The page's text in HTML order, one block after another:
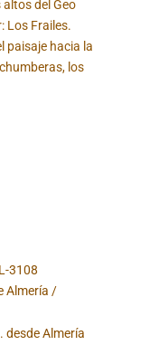
del Geo
Los Frailes.
paisaje hacia la
los
3108
Almería /
desde Almería